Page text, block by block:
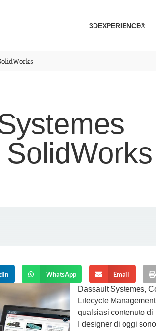
3DEXPERIENCE®
WhatsApp Email
Dassault Systemes,
Lifecycle Management
qualsiasi contenuto di
I designer di oggi